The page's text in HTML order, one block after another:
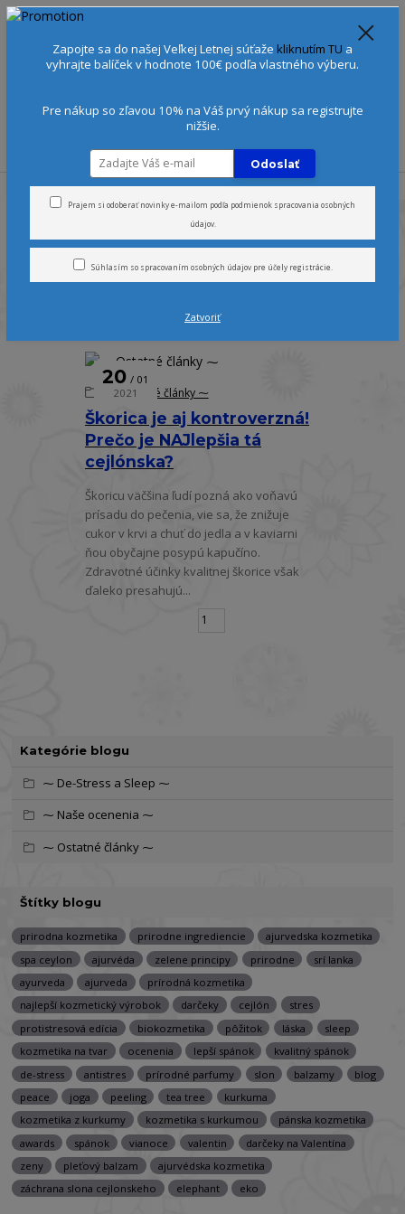
EUR
+421 905 378 103 (Po-Ne, 9-21 hod.)
Úvod Blog
Kategórie blogu
⁓ De-Stress a Sleep ⁓
⁓ Naše ocenenia ⁓
⁓ Ostatné články ⁓
Štítky blogu
prirodna kozmetika prirodne ingrediencie
ajurvedska kozmetika
spa ceylon
ajurvéda zelene principy prirodne
srí lanka
ayurveda
ajurveda
prírodná kozmetika
najlepší kozmetický výrobok
darčeky cejlón
stres
protistresová edícia
biokozmetika pôžitok láska
sleep
kozmetika na tvar
ocenenia lepší spánok
kvalitný spánok
de-stress
antistres prírodné parfumy slon balzamy
blog
peace
joga peeling tea tree
kurkuma
kozmetika z kurkumy
kozmetika s kurkumou
pánska kozmetika
awards
spánok vianoce valentin
darčeky na Valentína
zeny
pleťový balzam
ajurvédska kozmetika
záchrana slona cejlonskeho
elephant eko
Blog
strana
Škorica je aj kontroverzná!
Prečo je NAJlepšia tá
cejlónska?
20
01
2021
⁓ Ostatné články ⁓
Škoricu väčšina ľudí pozná ako voňavú
prísadu do pečenia, vie sa, že znižuje
cukor v krvi a chuť do jedla a v kaviarni
ňou obyčajne posypú kapučíno.
Zdravotné účinky kvalitnej škorice však
ďaleko presahujú...
Zapojte sa do našej Veľkej Letnej súťaže kliknutím TU a
vyhrajte balíček v hodnote 100€ podľa vlastného výberu.
Pre nákup so zľavou 10% na Váš prvý nákup sa registrujte
nižšie.
Odoslať
Prajem si odoberať novinky e-mailom podľa podmienok spracovania osobných
údajov.
Súhlasím so spracovaním osobných údajovpre účely registrácie.
Zatvoriť